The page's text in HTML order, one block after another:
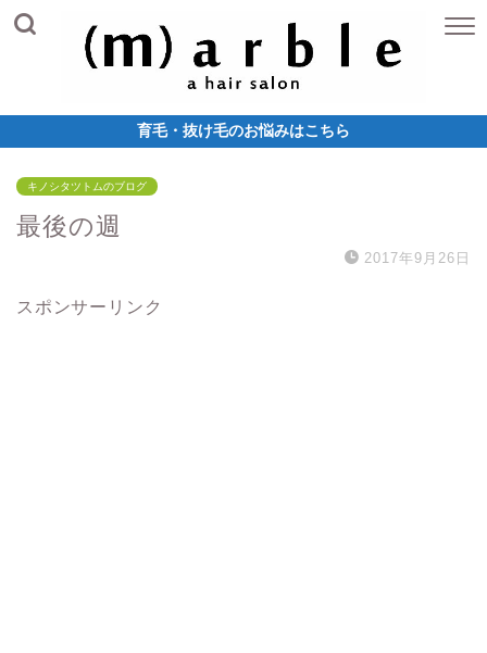
育毛・抜け毛のお悩みはこちら
キノシタツトムのブログ
最後の週
2017年9月26日
スポンサーリンク